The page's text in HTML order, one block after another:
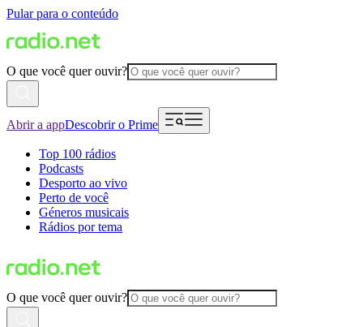
Pular para o conteúdo
O que você quer ouvir?
Abrir a appDescobrir o Prime
Top 100 rádios
Podcasts
Desporto ao vivo
Perto de você
Géneros musicais
Rádios por tema
O que você quer ouvir?